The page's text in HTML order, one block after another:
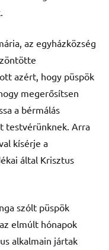
az egyházközség
azért, hogy püspök
megerősítsen
a bérmálás
testvérünknek. Arra
kísérje a
által Krisztus
szólt püspök
elmúlt hónapok
alkalmain jártak